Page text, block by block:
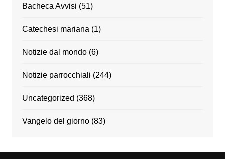
Bacheca Avvisi (51)
Catechesi mariana (1)
Notizie dal mondo(6)
Notizie parrocchiali (244)
Uncategorized (368)
Vangelo del giorno(83)